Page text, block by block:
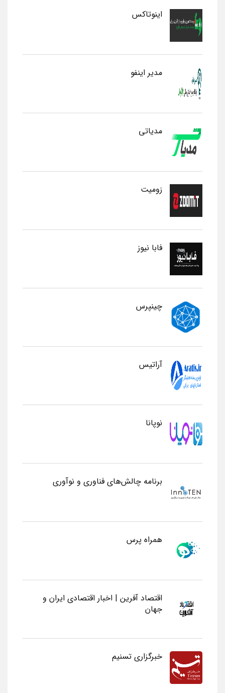
اینوتاکس
مدیر اینفو
مدیاتی
زومیت
فابا نیوز
چینپرس
آراتیس
نوپانا
برنامه چالش‌های فناوری و نوآوری
همراه پرس
اقتصاد آفرین | اخبار اقتصادی ایران و
جهان
خبرگزاری تسنیم